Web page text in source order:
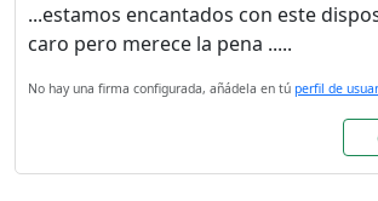
...estamos encantados con este
caro pero merece la pena .....
No hay una firma configurada, añádela en tú perfil de